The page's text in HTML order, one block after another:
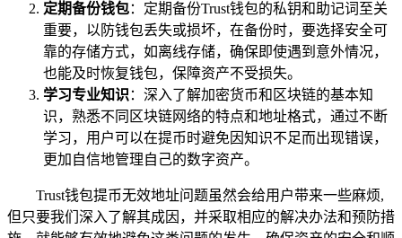
定期备份钱包：定期备份Trust钱包的私钥和助记词至关
重要，以防钱包丢失或损坏，在备份时，要选择安全可
靠的存储方式，如离线存储，确保即使遇到意外情况，
也能及时恢复钱包，保障资产不受损失。
学习专业知识：深入了解加密货币和区块链的基本知
识，熟悉不同区块链网络的特点和地址格式，通过不断
学习，用户可以在提币时避免因知识不足而出现错误，
更加自信地管理自己的数字资产。
Trust钱包提币无效地址问题虽然会给用户带来一些麻烦,
但只要我们深入了解其成因，并采取相应的解决办法和预防措